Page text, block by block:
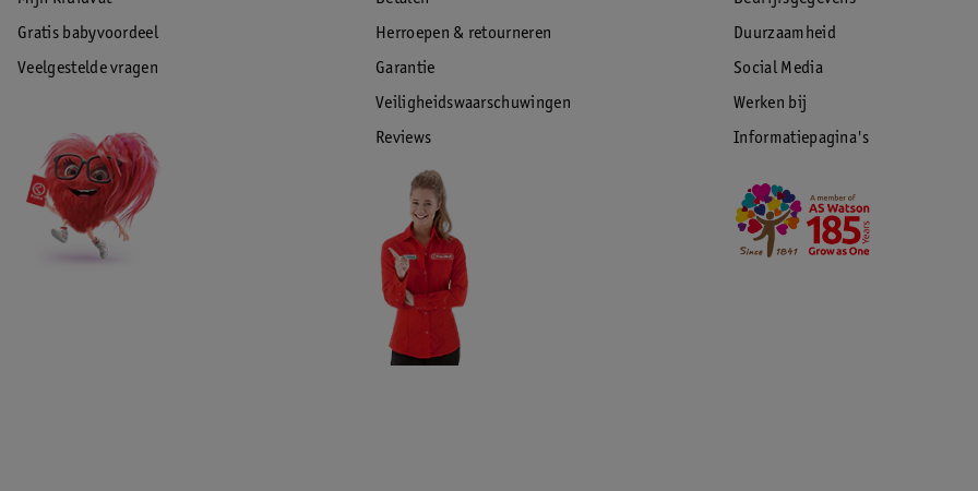
Gratis babyvoordeel
Veelgestelde vragen
Herroepen & retourneren
Garantie
Veiligheidswaarschuwingen
Reviews
Duurzaamheid
Social Media
Werken bij
Informatiepagina's